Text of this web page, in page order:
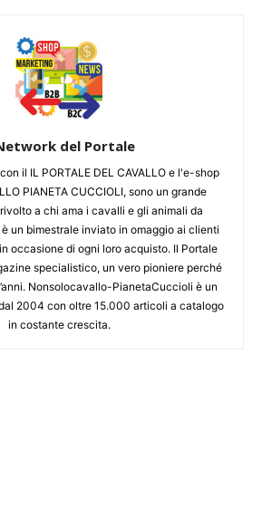
del Portale
il IL PORTALE DEL CAVALLO e l'e-shop
PIANETA CUCCIOLI, sono un grande
a chi ama i cavalli e gli animali da
un bimestrale inviato in omaggio ai clienti
occasione di ogni loro acquisto. Il Portale
specialistico, un vero pioniere perché
Nonsolocavallo-PianetaCuccioli è un
2004 con oltre 15.000 articoli a catalogo
in costante crescita.